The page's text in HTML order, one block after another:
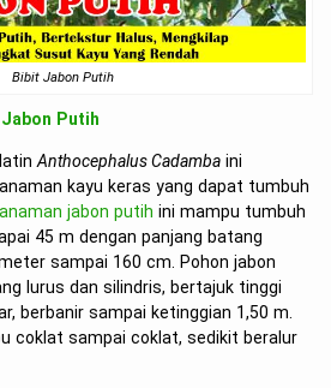
Bibit Jabon Putih
Putih
Anthocephalus Cadamba ini
kayu keras yang dapat tumbuh
jabon putih ini mampu tumbuh
45 m dengan panjang batang
sampai 160 cm. Pohon jabon
lurus dan silindris, bertajuk tinggi
berbanir sampai ketinggian 1,50 m.
coklat sampai coklat, sedikit beralur